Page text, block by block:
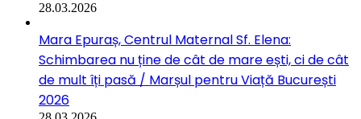
28.03.2026
Mara Epuraș, Centrul Maternal Sf. Elena:
Schimbarea nu ține de cât de mare ești, ci de cât
de mult îți pasă / Marșul pentru Viață București
2026